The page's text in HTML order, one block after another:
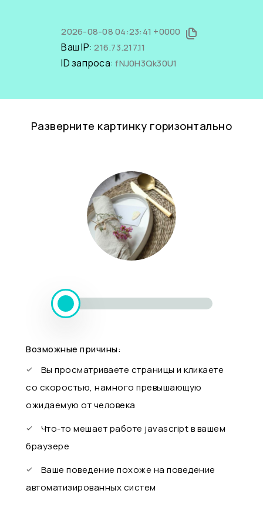
2026-08-08 04:23:41 +0000
Ваш IP:216.73.217.11
ID запроса:fNJ0H3Qk30U1
Разверните картинку горизонтально
Возможные причины:
Вы просматриваете страницы и кликаете
со скоростью, намного превышающую
ожидаемую от человека
Что-то мешает работе javascript в вашем
браузере
Ваше поведение похоже на поведение
автоматизированных систем